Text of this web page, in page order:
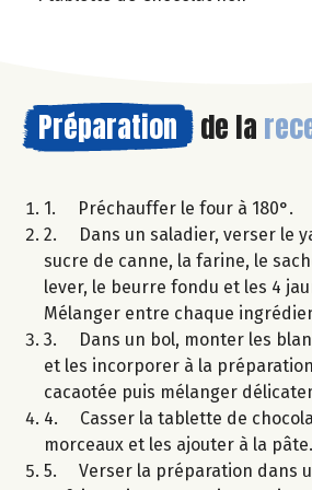
Préparation de la
1. Préchauffer le four à 180°.
2. Dans un saladier, verser le
sucre de canne, la farine, le
lever, le beurre fondu et les 4
Mélanger entre chaque
3. Dans un bol, monter les
et les incorporer à la
cacaotée puis mélanger
4. Casser la tablette de
morceaux et les ajouter à la pâte.
5. Verser la préparation dans